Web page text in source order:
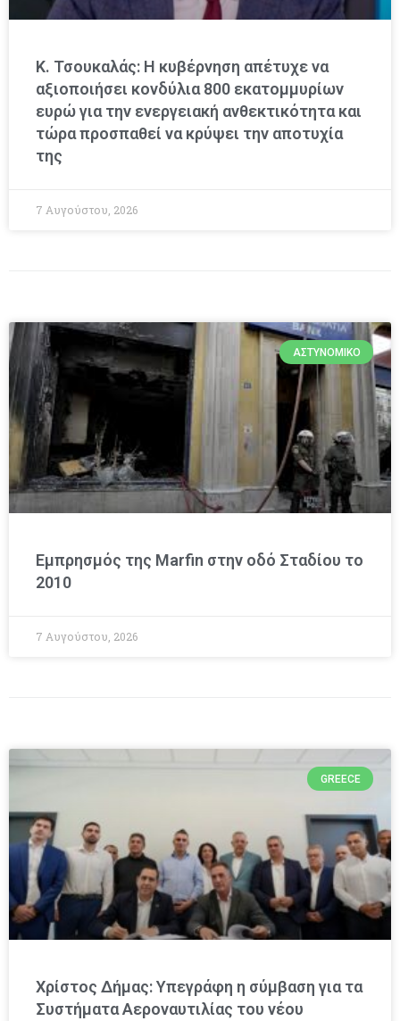
Κ. Τσουκαλάς: Η κυβέρνηση απέτυχε να
αξιοποιήσει κονδύλια 800 εκατομμυρίων
ευρώ για την ενεργειακή ανθεκτικότητα και
τώρα προσπαθεί να κρύψει την αποτυχία
της
7 Αυγούστου, 2026
ΑΣΤΥΝΟΜΙΚΌ
Εμπρησμός της Marfin στην οδό Σταδίου το
2010
7 Αυγούστου, 2026
GREECE
Χρίστος Δήμας: Υπεγράφη η σύμβαση για τα
Συστήματα Αεροναυτιλίας του νέου